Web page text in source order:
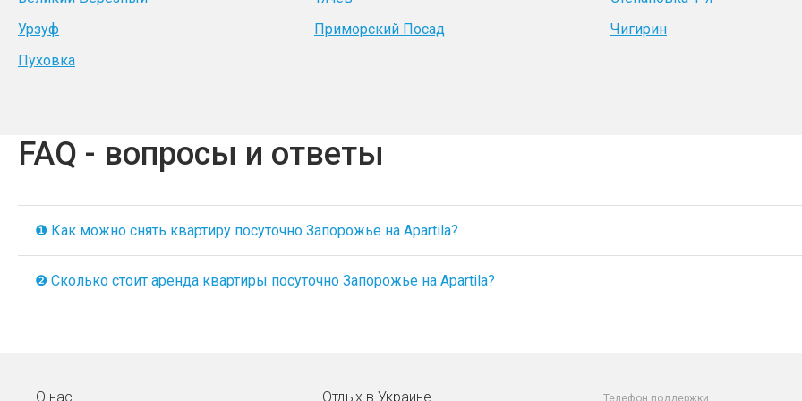
Урзуф
Приморский Посад Чигирин
Пуховка
FAQ - вопросы и ответы
❶ Как можно снять квартиру посуточно Запорожье на Apartila?
❷ Сколько стоит аренда квартиры посуточно Запорожье на Apartila?
О нас Отдых в Украине Телефон поддержки